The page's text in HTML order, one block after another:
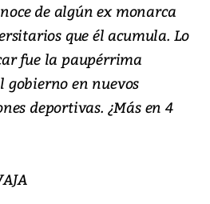
de algún ex monarca
que él acumula. Lo
fue la paupérrima
en nuevos
deportivas. ¿Más en 4